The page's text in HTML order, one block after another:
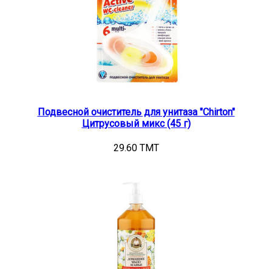
Подвесной очиститель для унитаза "Chirton"
Цитрусовый микс (45 г)
29.60 TMT